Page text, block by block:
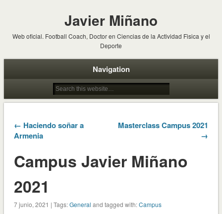
Javier Miñano
Web oficial. Football Coach, Doctor en Ciencias de la Actividad Fisica y el
Deporte
Navigation
← Haciendo soñar a
Armenia
Masterclass Campus 2021
→
Campus Javier Miñano
2021
7 junio, 2021 | Tags:General and tagged with:Campus